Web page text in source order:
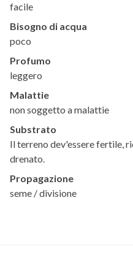
facile
Bisogno di acqua
poco
Profumo
leggero
Malattie
non soggetto a malattie
Substrato
Il terreno dev'essere fertile,
drenato.
Propagazione
seme / divisione